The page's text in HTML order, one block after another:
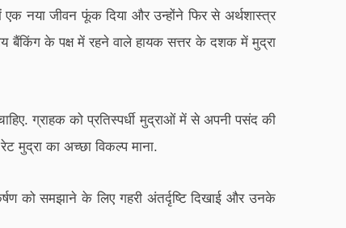
नया जीवन फूंक दिया और उन्होंने फिर से अर्थशास्त्र
बैंकिंग के पक्ष में रहने वाले हायक सत्तर के दशक में मुद्रा
ग्राहक को प्रतिस्पर्धी मुद्राओं में से अपनी पसंद की
मुद्रा का अच्छा विकल्प माना.
को समझाने के लिए गहरी अंतर्दृष्टि दिखाई और उनके